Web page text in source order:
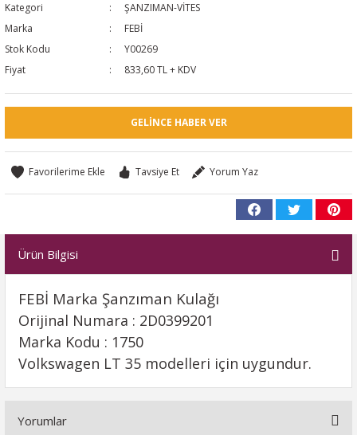
Kategori
ŞANZIMAN-VİTES
Marka
FEBİ
Stok Kodu
Y00269
Fiyat
833,60 TL + KDV
GELINCE HABER VER
Tavsiye Et Yorum Yaz
Ürün Bilgisi
FEBİ Marka Şanzıman Kulağı
Orijinal Numara : 2D0399201
Marka Kodu : 1750
Volkswagen LT 35 modelleri için uygundur.
Yorumlar